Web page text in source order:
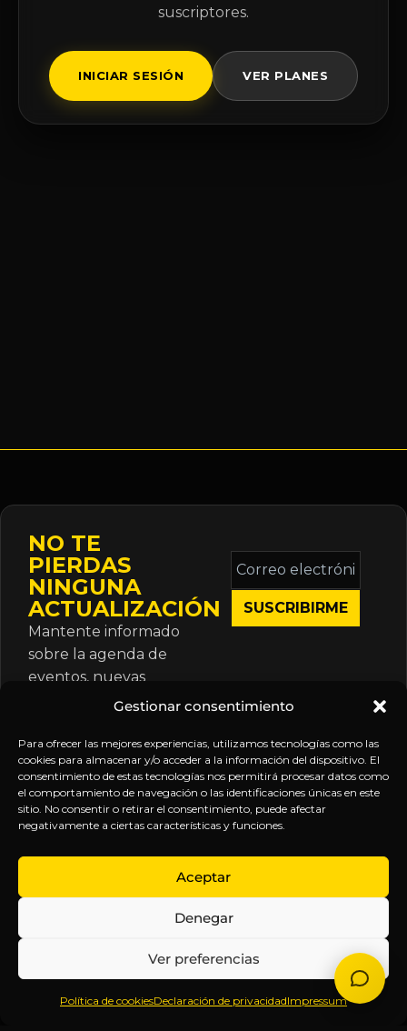
Gestionar consentimiento
Para ofrecer las mejores experiencias, utilizamos tecnologías como las
cookies para almacenar y/o acceder a la información del dispositivo. El
consentimiento de estas tecnologías nos permitirá procesar datos como
el comportamiento de navegación o las identificaciones únicas en este
sitio. No consentir o retirar el consentimiento, puede afectar
negativamente a ciertas características y funciones.
Aceptar
Denegar
Ver preferencias
Política de cookiesDeclaración de privacidadImpressum
suscriptores.
INICIAR SESIÓN VER PLANES
NO TE
PIERDAS
NINGUNA
ACTUALIZACIÓN
Mantente informado
sobre la agenda de
eventos, nuevas
publicaciones y
suscripción.
Correo
electrónico
*
Inteligencia
Anticipándonos
EXPLORA
Inicio
Sobre
Contenido
Webinars
LEGAL
Política
de
Términos y
Aviso
SÍGUENOS